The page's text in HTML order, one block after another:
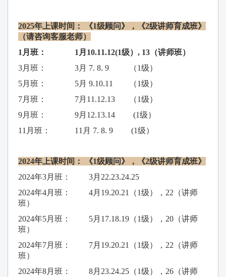
2025年上课时间 ： 《1级顾问》，《2级讲师育成班》
（请咨询客服老师）
1月班： 1月10.11.12(1级）, 13（讲师班）
3月班： 3月 7. 8. 9 （1级）
5月班： 5月 9.10.11 （1级）
7月班： 7月11.12.13 （1级）
9月班： 9月12.13.14 (1级）
11月班： 11月 7. 8. 9 (1级）
2024年上课时间： 《1级顾问》，《2级讲师育成班》
2024年3月班： 3月22.23.24.25
2024年4月班： 4月19.20.21（1级），22（讲师
班）
2024年5月班： 5月17.18.19（1级），20（讲师
班）
2024年7月班： 7月19.20.21（1级），22（讲师
班）
2024年8月班： 8月23.24.25（1级），26（讲师